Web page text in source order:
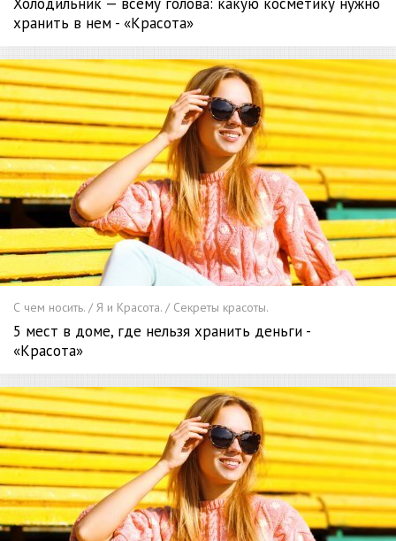
Холодильник — всему голова: какую косметику нужно
хранить в нем - «Красота»
С чем носить. / Я и Красота. / Секреты красоты.
5 мест в доме, где нельзя хранить деньги -
«Красота»